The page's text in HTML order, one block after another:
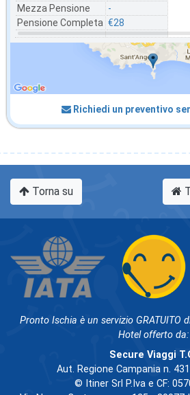
Mezza Pensione
Pensione Completa
-
€28
Richiedi un preventivo
Torna su
Pronto Ischia è un servizio GRATUITO
Hotel offerto da:
Secure Viaggi
Aut. Regione Campania n.
© Itiner Srl P.Iva e CF: